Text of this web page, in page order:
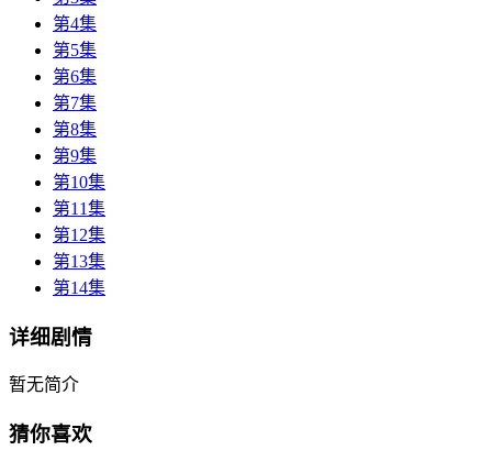
第4集
第5集
第6集
第7集
第8集
第9集
第10集
第11集
第12集
第13集
第14集
详细剧情
暂无简介
猜你喜欢